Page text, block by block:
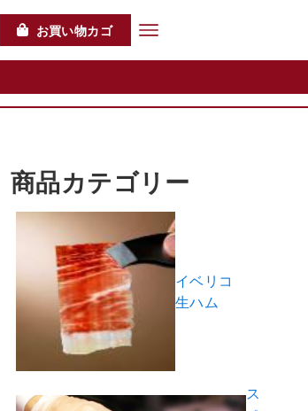
お買い物カゴ
商品カテゴリー
イベリコ
生ハム
ス